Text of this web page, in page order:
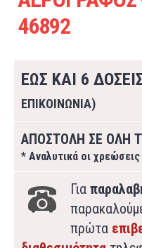
46892
ΕΩΣ ΚΑΙ 6
ΕΠΙΚΟΙΝΩΝΙΑ)
ΑΠΟΣΤΟΛΗ ΣΕ ΟΛΗ
* Αναλυτικά οι χρεώσεις
Για
πρώτα